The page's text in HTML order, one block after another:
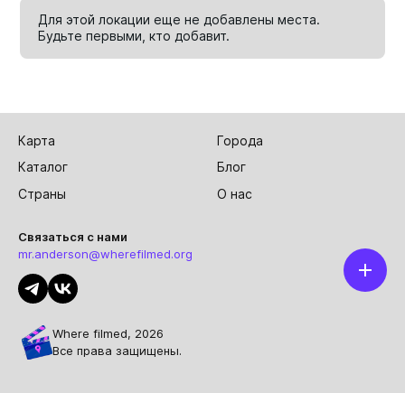
Для этой локации еще не добавлены места.
Будьте первыми, кто добавит.
Карта
Города
Каталог
Блог
Страны
О нас
Связаться с нами
mr.anderson@wherefilmed.org
Where filmed, 2026
Все права защищены.